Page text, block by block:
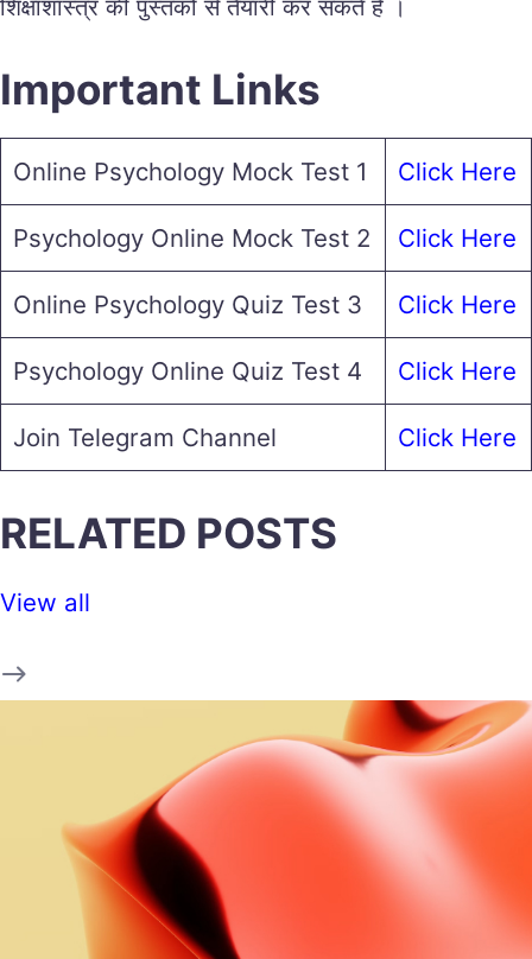
शिक्षाशास्त्र की पुस्तकों से तैयारी कर सकते है ।
Important Links
Online Psychology Mock Test 1 Click Here
Psychology Online Mock Test 2 Click Here
Online Psychology Quiz Test 3 Click Here
Psychology Online Quiz Test 4 Click Here
Join Telegram Channel Click Here
RELATED POSTS
View all